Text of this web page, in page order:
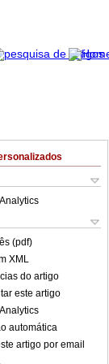
(pdf)
XML
do artigo
este artigo
automática
artigo por email